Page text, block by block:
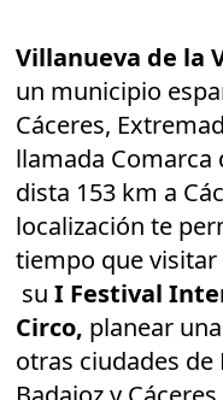
Villanueva de la
un municipio
Cáceres,
llamada Comarca
dista 153 km a
localización te
tiempo que
suI Festival
Circo, planear
otras ciudades